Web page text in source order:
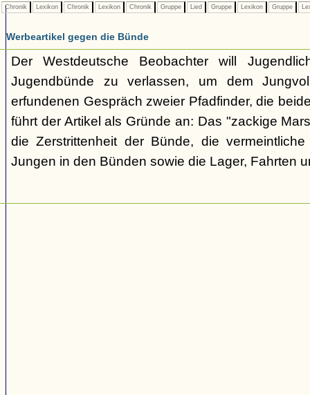
Chronik Lexikon Chronik Lexikon Chronik Gruppe Lied Gruppe Lexikon Gruppe
Werbeartikel gegen die Bünde
Der Westdeutsche Beobachter will
Jugendbünde zu verlassen, um dem
erfundenen Gespräch zweier Pfadfinder, die
führt der Artikel als Gründe an: Das "zackige
die Zerstrittenheit der Bünde, die
Jungen in den Bünden sowie die Lager, Fahrten